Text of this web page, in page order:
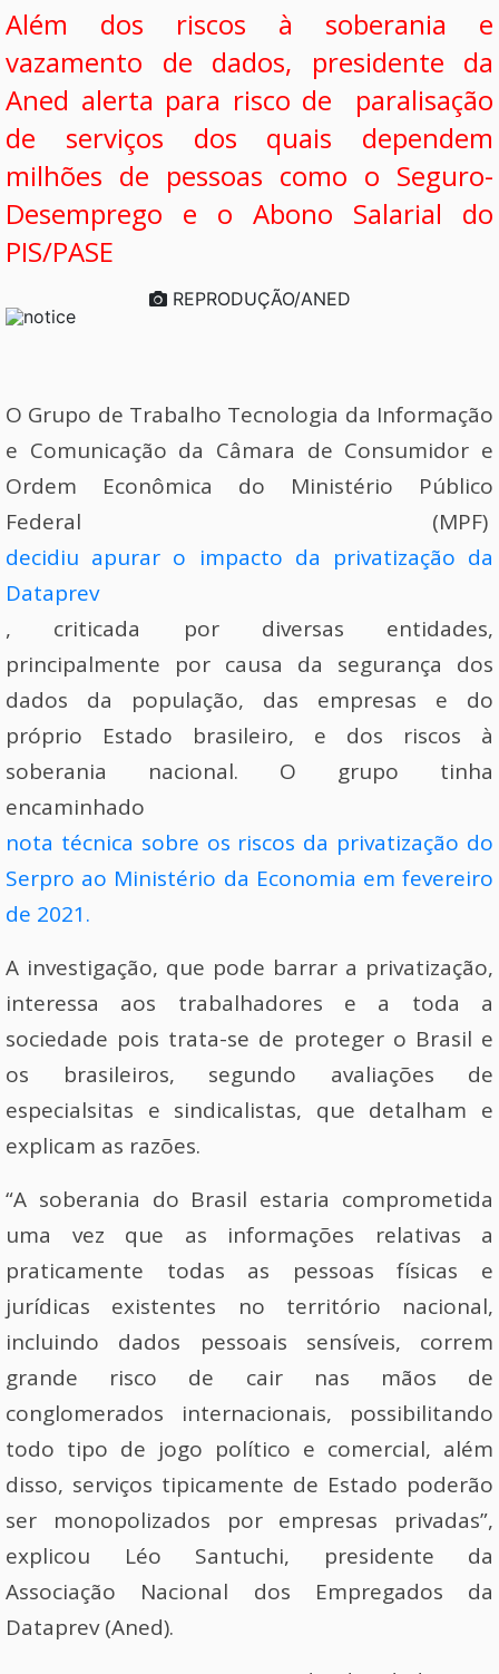
Além dos riscos à soberania e
vazamento de dados, presidente da
Aned alerta para risco de paralisação
de serviços dos quais dependem
milhões de pessoas como o Seguro-
Desemprego e o Abono Salarial do
PIS/PASE
REPRODUÇÃO/ANED
O Grupo de Trabalho Tecnologia da Informação
e Comunicação da Câmara de Consumidor e
Ordem Econômica do Ministério Público
Federal (MPF)
decidiu apurar o impacto da privatização da
Dataprev
, criticada por diversas entidades,
principalmente por causa da segurança dos
dados da população, das empresas e do
próprio Estado brasileiro, e dos riscos à
soberania nacional. O grupo tinha
encaminhado
nota técnica sobre os riscos da privatização do
Serpro ao Ministério da Economia em fevereiro
de 2021.
A investigação, que pode barrar a privatização,
interessa aos trabalhadores e a toda a
sociedade pois trata-se de proteger o Brasil e
os brasileiros, segundo avaliações de
especialsitas e sindicalistas, que detalham e
explicam as razões.
“A soberania do Brasil estaria comprometida
uma vez que as informações relativas a
praticamente todas as pessoas físicas e
jurídicas existentes no território nacional,
incluindo dados pessoais sensíveis, correm
grande risco de cair nas mãos de
conglomerados internacionais, possibilitando
todo tipo de jogo político e comercial, além
disso, serviços tipicamente de Estado poderão
ser monopolizados por empresas privadas”,
explicou Léo Santuchi, presidente da
Associação Nacional dos Empregados da
Dataprev (Aned).